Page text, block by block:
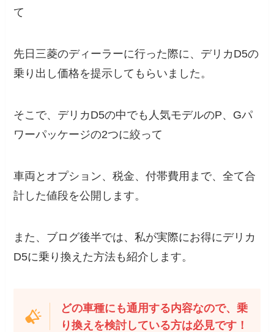
て
先日三菱のディーラーに行った際に、デリカD5の
乗り出し価格を提示してもらいました。
そこで、デリカD5の中でも人気モデルのP、Gパ
ワーパッケージの2つに絞って
車両とオプション、税金、付帯費用まで、全て合
計した値段を公開します。
また、ブログ後半では、私が実際にお得にデリカ
D5に乗り換えた方法も紹介します。
どの車種にも通用する内容なので、乗
り換えを検討している方は必見です！